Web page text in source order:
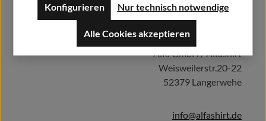
In den WarenkorbHerstellerinformationen:
Alfa GmbH / Alfashirt
Weisweilerstr.20-22
52379 Langerwehe
info@alfashirt.de
Nur technisch notwendige
Konfigurieren
Alle Cookies akzeptieren